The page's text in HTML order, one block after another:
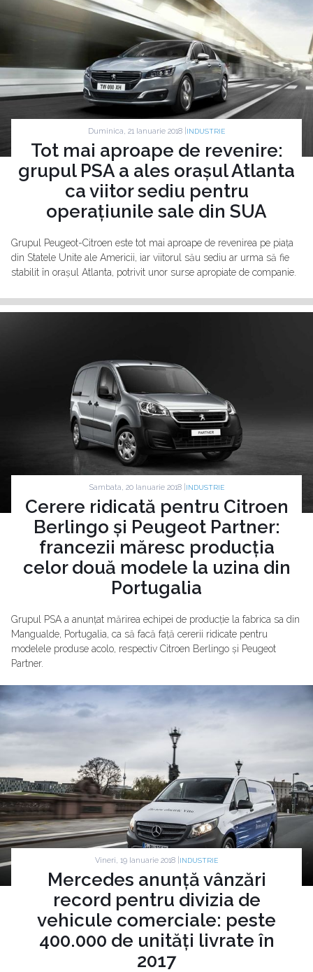
Duminica, 21 Ianuarie 2018 | INDUSTRIE
Tot mai aproape de revenire:
grupul PSA a ales orașul Atlanta
ca viitor sediu pentru
operațiunile sale din SUA
Grupul Peugeot-Citroen este tot mai aproape de revenirea pe piața
din Statele Unite ale Americii, iar viitorul său sediu ar urma să fie
stabilit în orașul Atlanta, potrivit unor surse apropiate de companie.
Sambata, 20 Ianuarie 2018 | INDUSTRIE
Cerere ridicată pentru Citroen
Berlingo și Peugeot Partner:
francezii măresc producția
celor două modele la uzina din
Portugalia
Grupul PSA a anunțat mărirea echipei de producție la fabrica sa din
Mangualde, Portugalia, ca să facă față cererii ridicate pentru
modelele produse acolo, respectiv Citroen Berlingo și Peugeot
Partner.
Vineri, 19 Ianuarie 2018 | INDUSTRIE
Mercedes anunță vânzări
record pentru divizia de
vehicule comerciale: peste
400.000 de unități livrate în
2017